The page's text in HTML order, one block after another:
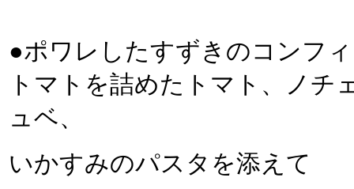
●ポワレしたすずきのコンフ
トマトを詰めたトマト、ノ
ュベ、
いかすみのパスタを添えて